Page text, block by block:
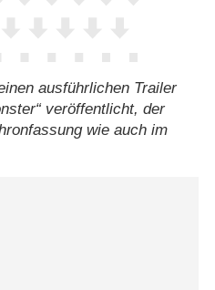
ausführlichen Trailer
veröffentlicht, der
wie auch im